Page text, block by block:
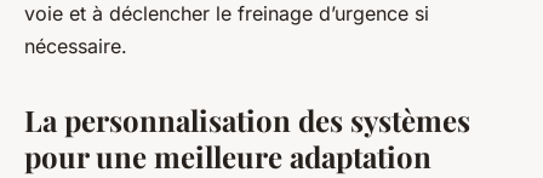
voie et à déclencher le freinage d’urgence si
nécessaire.
La personnalisation des systèmes
pour une meilleure adaptation